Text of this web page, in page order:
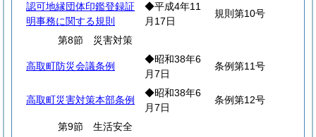
認可地縁団体印鑑登録証
明事務に関する規則
◆平成4年11
月17日
規則第10号
第8節 災害対策
高取町防災会議条例
◆昭和38年6
月7日
条例第11号
高取町災害対策本部条例
◆昭和38年6
月7日
条例第12号
第9節 生活安全